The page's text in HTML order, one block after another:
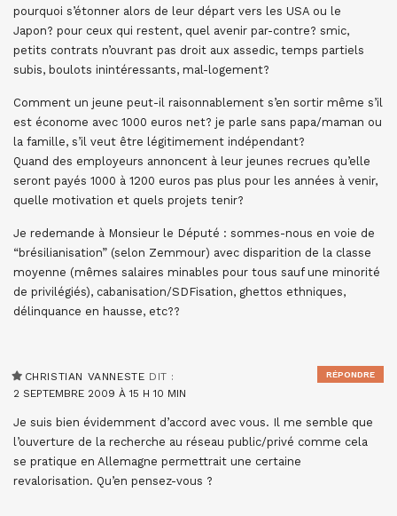
pourquoi s’étonner alors de leur départ vers les USA ou le
Japon? pour ceux qui restent, quel avenir par-contre? smic,
petits contrats n’ouvrant pas droit aux assedic, temps partiels
subis, boulots inintéressants, mal-logement?
Comment un jeune peut-il raisonnablement s’en sortir même s’il
est économe avec 1000 euros net? je parle sans papa/maman ou
la famille, s’il veut être légitimement indépendant?
Quand des employeurs annoncent à leur jeunes recrues qu’elle
seront payés 1000 à 1200 euros pas plus pour les années à venir,
quelle motivation et quels projets tenir?
Je redemande à Monsieur le Député : sommes-nous en voie de
“brésilianisation” (selon Zemmour) avec disparition de la classe
moyenne (mêmes salaires minables pour tous sauf une minorité
de privilégiés), cabanisation/SDFisation, ghettos ethniques,
délinquance en hausse, etc??
CHRISTIAN VANNESTE DIT :
2 SEPTEMBRE 2009 À 15 H 10 MIN
Je suis bien évidemment d’accord avec vous. Il me semble que
l’ouverture de la recherche au réseau public/privé comme cela
se pratique en Allemagne permettrait une certaine
revalorisation. Qu’en pensez-vous ?
RÉPONDRE